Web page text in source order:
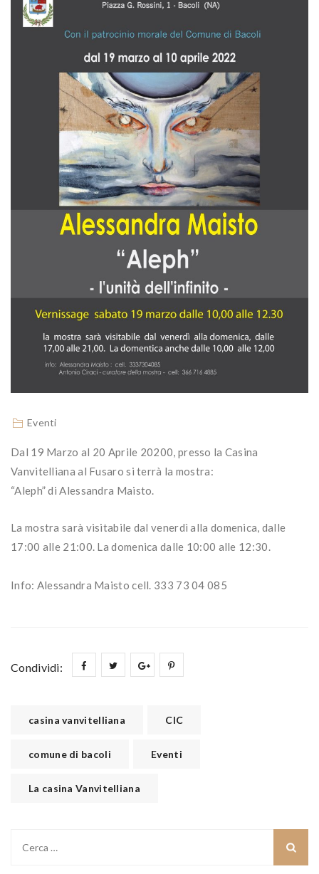
Eventi
Dal 19 Marzo al 20 Aprile 20200, presso la Casina
Vanvitelliana al Fusaro si terrà la mostra:
“Aleph” di Alessandra Maisto.
La mostra sarà visitabile dal venerdì alla domenica, dalle
17:00 alle 21:00. La domenica dalle 10:00 alle 12:30.
Info: Alessandra Maisto cell. 333 73 04 085
Condividi:
casina vanvitelliana CIC
comune di bacoli Eventi
La casina Vanvitelliana